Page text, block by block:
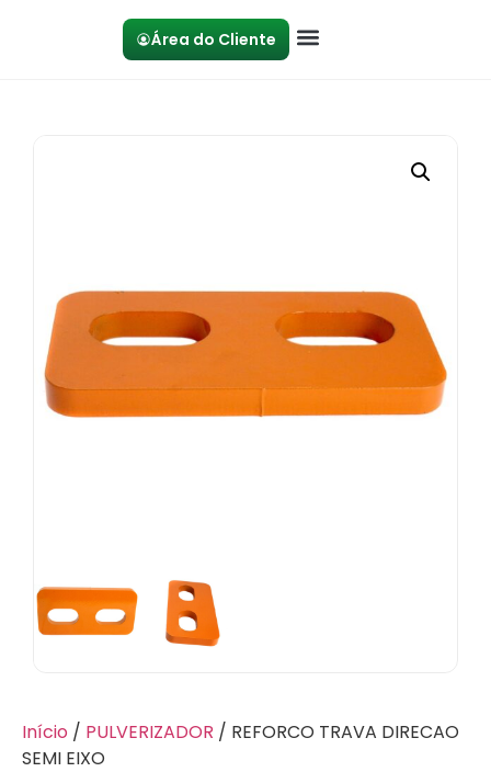
Área do Cliente
Início / PULVERIZADOR / REFORCO TRAVA DIRECAO
SEMI EIXO